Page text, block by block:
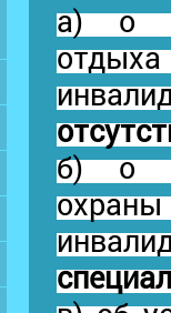
а) о
отдыха
б) о